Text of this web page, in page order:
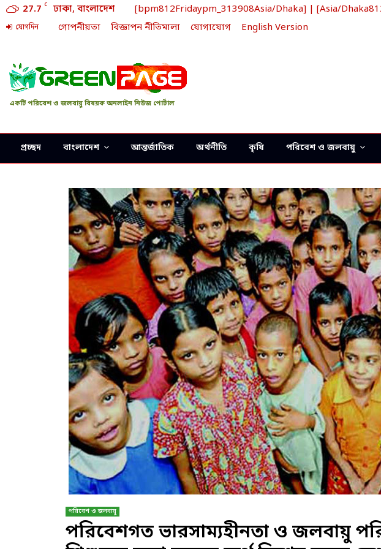
27.7 C ঢাকা, বাংলাদেশ [bpm812Fridaypm_313908Asia/Dhaka] | [Asia/
যোগদিন গোপনীয়তা বিজ্ঞাপন নীতিমালা যোগাযোগ English Version
একটি পরিবেশ ও জলবায়ু বিষয়ক অনলাইন নিউজ পোর্টাল
প্রচ্ছদ বাংলাদেশ আন্তর্জাতিক অর্থনীতি কৃষি পরিবেশ ও জলবায়ু
পরিবেশ ও জলবায়ু
পরিবেশগত ভারসাম্যহীনতা ও জলবায়ু